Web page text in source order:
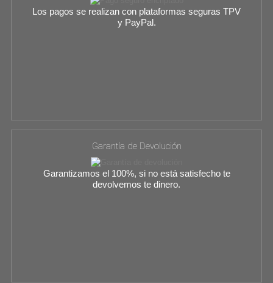
Los pagos se realizan con plataformas seguras TPV
y PayPal.
Garantía de Devolución
Garantizamos el 100%, si no está satisfecho te
devolvemos te dinero.